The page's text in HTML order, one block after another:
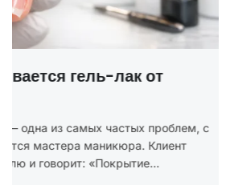
ГОСТ на маникюр Р
В 2025 году был утверждён новый
стандарт ГОСТ Р 72319-2025
Ногтевой сервис. Карты типовых
процессов. Общие...
Юридическая грамотность